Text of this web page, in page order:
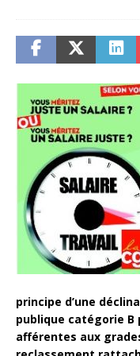
principe d’une
publique catégorie B
afférentes aux